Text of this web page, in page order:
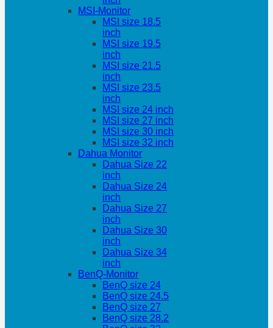
MSI-Monitor
MSI size 18.5
inch
MSI size 19.5
inch
MSI size 21.5
inch
MSI size 23.5
inch
MSI size 24 inch
MSI size 27 inch
MSI size 30 inch
MSI size 32 inch
Dahua Monitor
Dahua Size 22
inch
Dahua Size 24
inch
Dahua Size 27
inch
Dahua Size 30
inch
Dahua Size 34
inch
BenQ-Monitor
BenQ size 24
BenQ size 24.5
BenQ size 27
BenQ size 28.2